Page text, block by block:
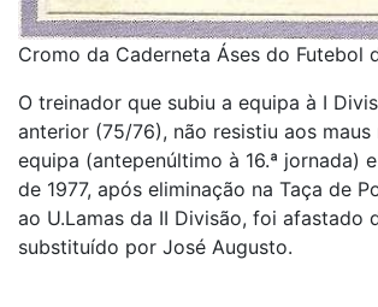
Cromo da Caderneta Áses do Futebol
O treinador que subiu a equipa à I
anterior (75/76), não resistiu aos maus
equipa (antepenúltimo à 16.ª jornada)
de 1977, após eliminação na Taça de
ao U.Lamas da II Divisão, foi afastado
substituído por José Augusto.